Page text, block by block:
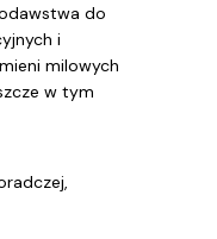
do
i
milowych
w tym